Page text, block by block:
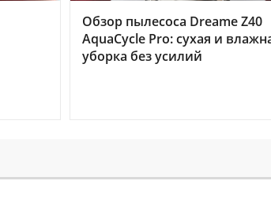
Обзор пылесоса Dreame Z40
AquaCycle Pro: сухая и
уборка без усилий